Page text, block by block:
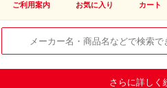
ご利用案内 お気に入り カート
さらに詳しく